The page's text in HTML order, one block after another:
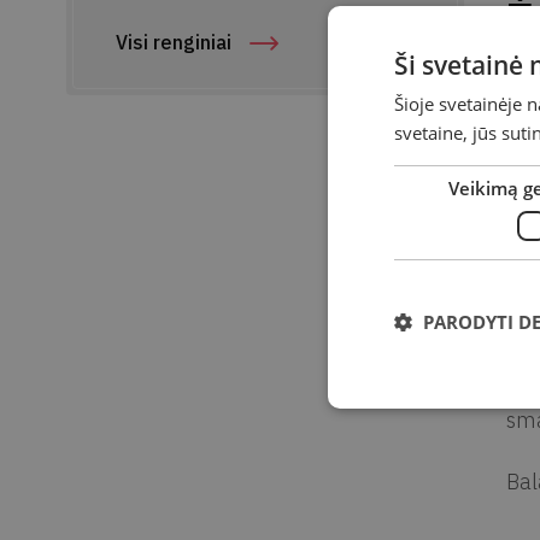
Visi renginiai
Ši svetainė
Šioje svetainėje
svetaine, jūs
Veikimą
PARODYTI